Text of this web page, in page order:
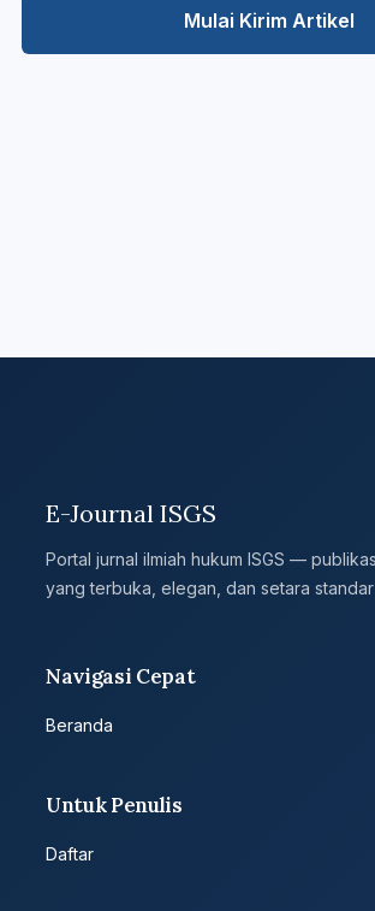
Mulai Kirim Artikel
E-Journal ISGS
Portal jurnal ilmiah hukum ISGS —
yang terbuka, elegan, dan setara
Navigasi Cepat
Beranda
Untuk Penulis
Daftar